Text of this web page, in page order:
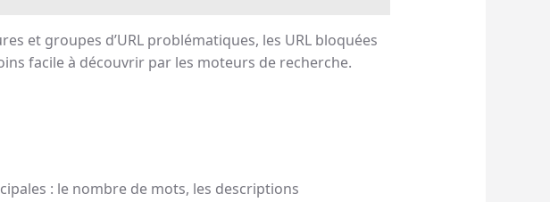
et groupes d’URL problématiques, les URL bloquées
facile à découvrir par les moteurs de recherche.
: le nombre de mots, les descriptions